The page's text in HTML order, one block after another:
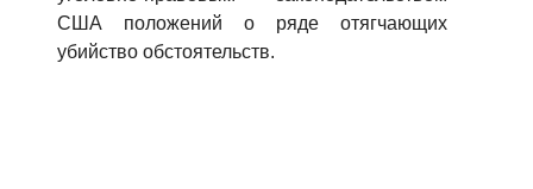
США положений о ряде отягчающих
убийство обстоятельств.